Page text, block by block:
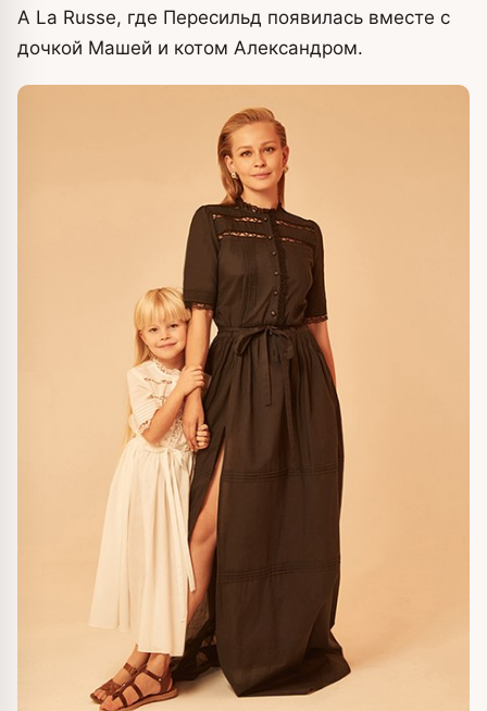
A La Russe, где Пересильд появилась вместе с
дочкой Машей и котом Александром.